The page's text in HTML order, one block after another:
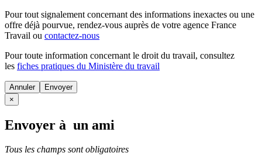
Pour tout signalement concernant des informations inexactes ou une
offre déjà pourvue, rendez-vous auprès de votre agence France
Travail ou contactez-nous
Pour toute information concernant le droit du travail, consultez
les fiches pratiques du Ministère du travail
Annuler
×
Envoyer à un ami
Tous les champs sont obligatoires